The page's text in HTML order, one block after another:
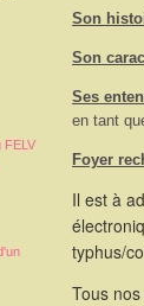
FELV
Son
Son
Ses
en tant
Foyer
Il est à
typhus/
Tous